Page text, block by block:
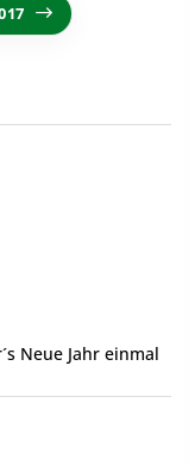
Neue Jahr einmal